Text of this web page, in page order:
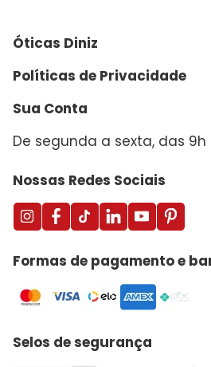
Óticas Diniz
Políticas de Privacidade
Sua Conta
De segunda a sexta, das 9h
Nossas Redes Sociais
Formas de pagamento e
Selos de segurança